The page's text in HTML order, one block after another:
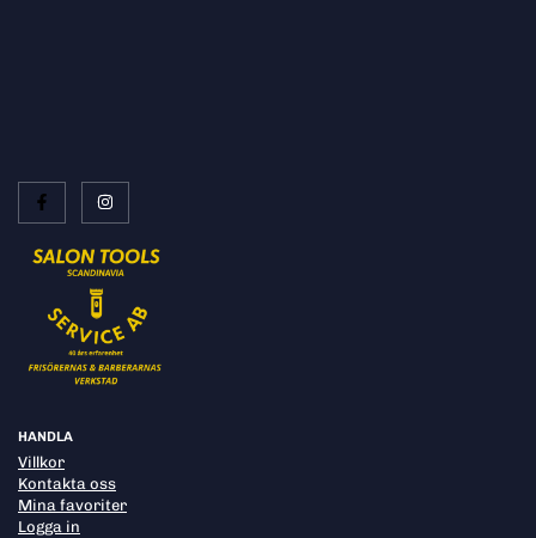
HANDLA
Villkor
Kontakta oss
Mina favoriter
Logga in